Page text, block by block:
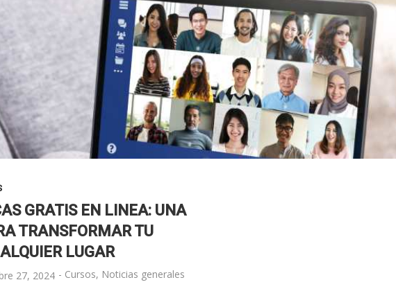
GRATIS EN LINEA: UNA
TRANSFORMAR TU
LUGAR
27, 2024 - Cursos, Noticias generales